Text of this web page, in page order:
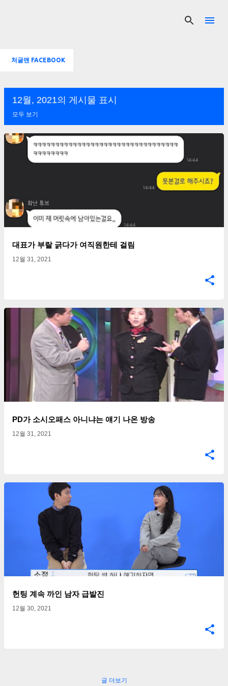
처굴맨 FACEBOOK
12월, 2021의 게시물 표시
모두 보기
대표가 부랄 긁다가 여직원한테 걸림
12월 31, 2021
PD가 소시오패스 아니냐는 얘기 나온 방송
12월 31, 2021
헌팅 계속 까인 남자 급발진
12월 30, 2021
글 더보기